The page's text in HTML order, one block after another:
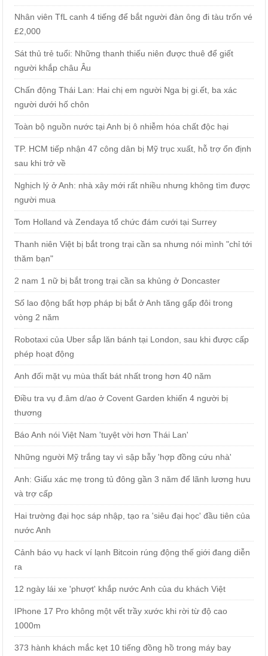
Nhân viên TfL canh 4 tiếng để bắt người đàn ông đi tàu trốn vé
£2,000
Sát thủ trẻ tuổi: Những thanh thiếu niên được thuê để giết
người khắp châu Âu
Chấn động Thái Lan: Hai chị em người Nga bị gi.ết, ba xác
người dưới hố chôn
Toàn bộ nguồn nước tại Anh bị ô nhiễm hóa chất độc hại
TP. HCM tiếp nhận 47 công dân bị Mỹ trục xuất, hỗ trợ ổn định
sau khi trở về
Nghịch lý ở Anh: nhà xây mới rất nhiều nhưng không tìm được
người mua
Tom Holland và Zendaya tổ chức đám cưới tại Surrey
Thanh niên Việt bị bắt trong trại cần sa nhưng nói mình "chỉ tới
thăm bạn"
2 nam 1 nữ bị bắt trong trại cần sa khủng ở Doncaster
Số lao động bất hợp pháp bị bắt ở Anh tăng gấp đôi trong
vòng 2 năm
Robotaxi của Uber sắp lăn bánh tại London, sau khi được cấp
phép hoạt động
Anh đối mặt vụ mùa thất bát nhất trong hơn 40 năm
Điều tra vụ đ.âm d/ao ở Covent Garden khiến 4 người bị
thương
Báo Anh nói Việt Nam 'tuyệt vời hơn Thái Lan'
Những người Mỹ trắng tay vì sập bẫy 'hợp đồng cứu nhà'
Anh: Giấu xác mẹ trong tủ đông gần 3 năm để lãnh lương hưu
và trợ cấp
Hai trường đại học sáp nhập, tạo ra 'siêu đại học' đầu tiên của
nước Anh
Cảnh báo vụ hack ví lạnh Bitcoin rúng động thế giới đang diễn
ra
12 ngày lái xe 'phượt' khắp nước Anh của du khách Việt
IPhone 17 Pro không một vết trầy xước khi rời từ độ cao
1000m
373 hành khách mắc kẹt 10 tiếng đồng hồ trong máy bay